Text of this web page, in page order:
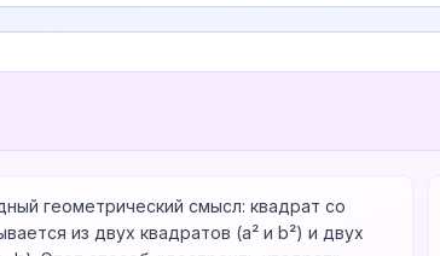
геометрический смысл: квадрат со
из двух квадратов (a² и b²) и двух